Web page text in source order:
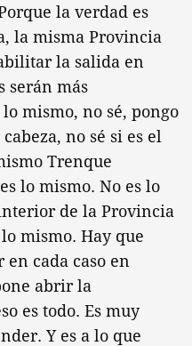
la verdad es
la misma Provincia
la salida en
serán más
mismo, no sé, pongo
no sé si es el
Trenque
lo mismo. No es lo
de la Provincia
mismo. Hay que
cada caso en
abrir la
es todo. Es muy
Y es a lo que